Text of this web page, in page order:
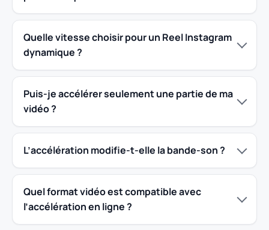
Quelle vitesse choisir pour un Reel Instagram
dynamique ?
Puis-je accélérer seulement une partie de ma
vidéo ?
L’accélération modifie-t-elle la bande-son ?
Quel format vidéo est compatible avec
l’accélération en ligne ?